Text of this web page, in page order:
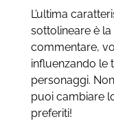
L’ultima
sottolineare è
commentare,
influenzando le
personaggi.
puoi cambiare
preferiti!